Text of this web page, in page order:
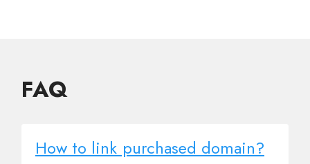
FAQ
How to link purchased domain?